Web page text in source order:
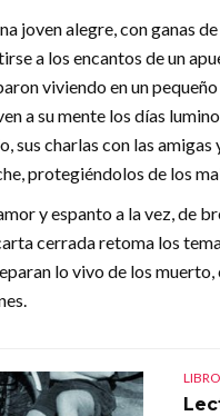
joven alegre, con ganas
a los encantos de un
viviendo en un
a su mente los días
sus charlas con las
protegiéndolos de los
y espanto a la vez, de
cerrada retoma los
lo vivo de los